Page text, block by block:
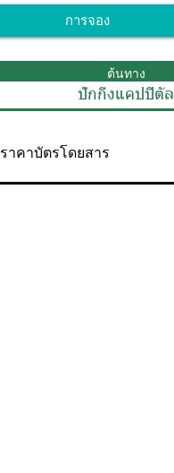
การจอง
ต้นทาง
ปักกิ่งแคปปิตัล
ราคาบัตรโดยสาร